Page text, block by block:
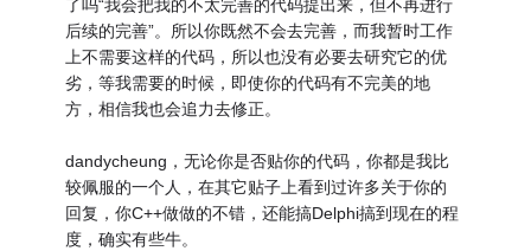
了吗“我会把我的不太完善的代码提出来，但不再进行
后续的完善”。所以你既然不会去完善，而我暂时工作
上不需要这样的代码，所以也没有必要去研究它的优
劣，等我需要的时候，即使你的代码有不完美的地
方，相信我也会追力去修正。
dandycheung，无论你是否贴你的代码，你都是我比
较佩服的一个人，在其它贴子上看到过许多关于你的
回复，你C++做做的不错，还能搞Delphi搞到现在的程
度，确实有些牛。